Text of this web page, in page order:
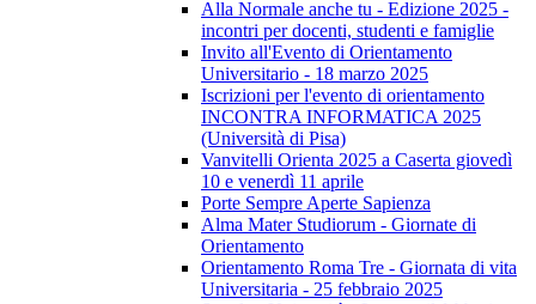
Alla Normale anche tu - Edizione 2025 -
incontri per docenti, studenti e famiglie
Invito all'Evento di Orientamento
Universitario - 18 marzo 2025
Iscrizioni per l'evento di orientamento
INCONTRA INFORMATICA 2025
(Università di Pisa)
Vanvitelli Orienta 2025 a Caserta giovedì
10 e venerdì 11 aprile
Porte Sempre Aperte Sapienza
Alma Mater Studiorum - Giornate di
Orientamento
Orientamento Roma Tre - Giornata di vita
Universitaria - 25 febbraio 2025